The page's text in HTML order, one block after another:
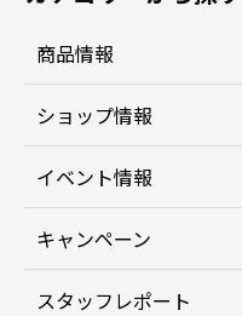
商品情報
ショップ情報
イベント情報
キャンペーン
スタッフレポート